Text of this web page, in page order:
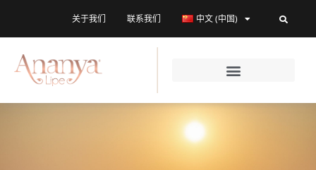
关于我们 联系我们 中文 (中国)